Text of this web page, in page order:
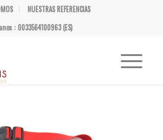
NUESTRAS REFERENCIAS
: 0033564100963 (ES)